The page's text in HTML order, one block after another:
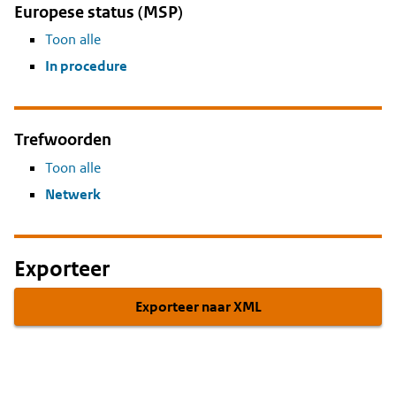
Europese status (MSP)
Toon alle
In procedure
Trefwoorden
Toon alle
Netwerk
Exporteer
Exporteer naar XML